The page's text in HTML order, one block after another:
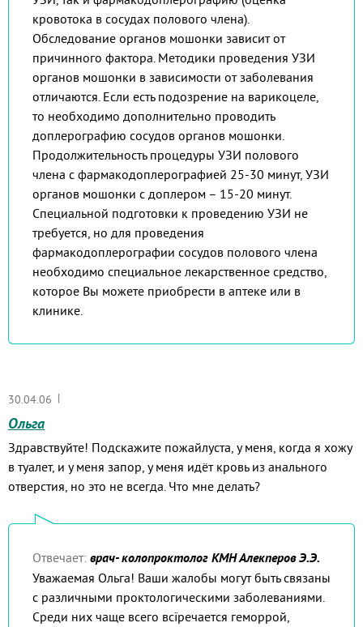
кровотока в сосудах полового члена).
Обследование органов мошонки зависит от
причинного фактора. Методики проведения УЗИ
органов мошонки в зависимости от заболевания
отличаются. Если есть подозрение на варикоцеле,
то необходимо дополнительно проводить
доплерографию сосудов органов мошонки.
Продолжительность процедуры УЗИ полового
члена с фармакодоплерографией 25-30 минут, УЗИ
органов мошонки с доплером – 15-20 минут.
Специальной подготовки к проведению УЗИ не
требуется, но для проведения
фармакодоплерографии сосудов полового члена
необходимо специальное лекарственное средство,
которое Вы можете приобрести в аптеке или в
клинике.
30.04.06 |
Ольга
Здравствуйте! Подскажите пожайлуста, у меня, когда я хожу
в туалет, и у меня запор, у меня идёт кровь из анального
отверстия, но это не всегда. Что мне делать?
Отвечает: врач- колопроктолог КМН Алекперов Э.Э.
Уважаемая Ольга! Ваши жалобы могут быть связаны
с различными проктологическими заболеваниями.
Среди них чаще всего всїречается геморрой,